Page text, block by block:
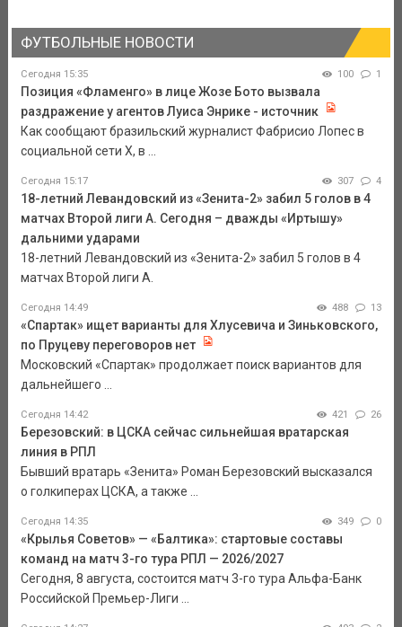
ФУТБОЛЬНЫЕ НОВОСТИ
Сегодня 15:35 100 1
Позиция «Фламенго» в лице Жозе Бото вызвала
раздражение у агентов Луиса Энрике - источник
Как сообщают бразильский журналист Фабрисио Лопес в
социальной сети Х, в ...
Сегодня 15:17 307 4
18-летний Левандовский из «Зенита-2» забил 5 голов в 4
матчах Второй лиги А. Сегодня – дважды «Иртышу»
дальними ударами
18-летний Левандовский из «Зенита-2» забил 5 голов в 4
матчах Второй лиги А.
Сегодня 14:49 488 13
«Спартак» ищет варианты для Хлусевича и Зиньковского,
по Пруцеву переговоров нет
Московский «Спартак» продолжает поиск вариантов для
дальнейшего ...
Сегодня 14:42 421 26
Березовский: в ЦСКА сейчас сильнейшая вратарская
линия в РПЛ
Бывший вратарь «Зенита» Роман Березовский высказался
о голкиперах ЦСКА, а также ...
Сегодня 14:35 349 0
«Крылья Советов» — «Балтика»: стартовые составы
команд на матч 3-го тура РПЛ — 2026/2027
Сегодня, 8 августа, состоится матч 3-го тура Альфа-Банк
Российской Премьер-Лиги ...